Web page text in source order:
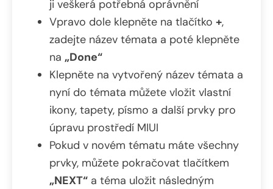
ji veškerá potřebná oprávnění
Vpravo dole klepněte na tlačítko +,
zadejte název témata a poté klepněte
na „Done“
Klepněte na vytvořený název témata a
nyní do témata můžete vložit vlastní
ikony, tapety, písmo a další prvky pro
úpravu prostředí MIUI
Pokud v novém tématu máte všechny
prvky, můžete pokračovat tlačítkem
„NEXT“ a téma uložit následným